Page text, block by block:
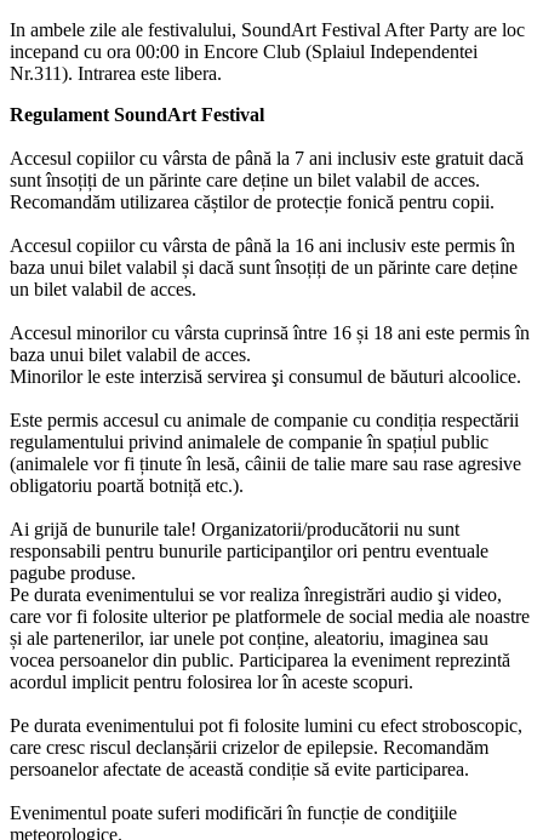
In ambele zile ale festivalului, SoundArt Festival After Party are loc
incepand cu ora 00:00 in Encore Club (Splaiul Independentei
Nr.311). Intrarea este libera.
Regulament SoundArt Festival
Accesul copiilor cu vârsta de până la 7 ani inclusiv este gratuit dacă
sunt însoțiți de un părinte care deține un bilet valabil de acces.
Recomandăm utilizarea căștilor de protecție fonică pentru copii.
Accesul copiilor cu vârsta de până la 16 ani inclusiv este permis în
baza unui bilet valabil și dacă sunt însoțiți de un părinte care deține
un bilet valabil de acces.
Accesul minorilor cu vârsta cuprinsă între 16 și 18 ani este permis în
baza unui bilet valabil de acces.
Minorilor le este interzisă servirea şi consumul de băuturi alcoolice.
Este permis accesul cu animale de companie cu condiția respectării
regulamentului privind animalele de companie în spațiul public
(animalele vor fi ținute în lesă, câinii de talie mare sau rase agresive
obligatoriu poartă botniță etc.).
Ai grijă de bunurile tale! Organizatorii/producătorii nu sunt
responsabili pentru bunurile participanţilor ori pentru eventuale
pagube produse.
Pe durata evenimentului se vor realiza înregistrări audio şi video,
care vor fi folosite ulterior pe platformele de social media ale noastre
și ale partenerilor, iar unele pot conține, aleatoriu, imaginea sau
vocea persoanelor din public. Participarea la eveniment reprezintă
acordul implicit pentru folosirea lor în aceste scopuri.
Pe durata evenimentului pot fi folosite lumini cu efect stroboscopic,
care cresc riscul declanșării crizelor de epilepsie. Recomandăm
persoanelor afectate de această condiție să evite participarea.
Evenimentul poate suferi modificări în funcție de condiţiile
meteorologice.